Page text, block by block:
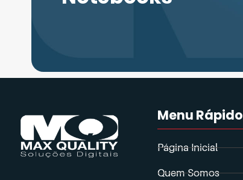
Menu Rápido
Página Inicial
Quem Somos